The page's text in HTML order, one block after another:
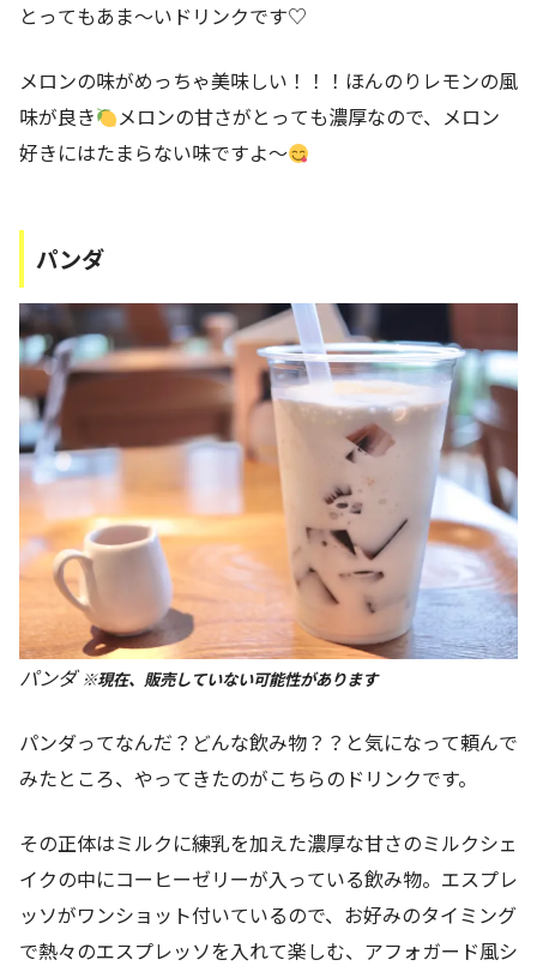
とってもあま〜いドリンクです♡
メロンの味がめっちゃ美味しい！！！ほんのりレモンの風
味が良き
メロンの甘さがとっても濃厚なので、メロン
好きにはたまらない味ですよ〜
パンダ
パンダ ※現在、販売していない可能性があります
パンダってなんだ？どんな飲み物？？と気になって頼んで
みたところ、やってきたのがこちらのドリンクです。
その正体はミルクに練乳を加えた濃厚な甘さのミルクシェ
イクの中にコーヒーゼリーが入っている飲み物。エスプレ
ッソがワンショット付いているので、お好みのタイミング
で熱々のエスプレッソを入れて楽しむ、アフォガード風シ